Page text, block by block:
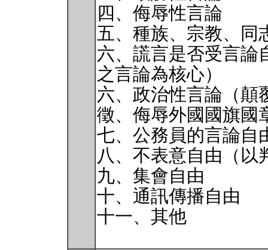
四、侮辱性言論
五、種族、宗教、同
六、謊言是否受言論
之言論為核心）
六、政治性言論（顛
徵、侮辱外國國旗國
七、公務員的言論自
八、不表意自由（以
九、集會自由
十、通訊傳播自由
十一、其他